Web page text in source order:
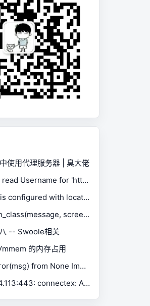
使用代理服务器 | 臭大佬
fatal: could not read Username for 'https://gitee.com': No such device or address
WARNING: pip is configured with locations that require TLS/SSL, however the ssl module in Python is not available.
raise exception_class(message, screen, stacktrace) selenium.common.exceptions.SessionNotCreatedException
-- Swoole相关
的内存占用
raise ImportError(msg) from None ImportError: Missing optional dependency 'xlrd'. Install xlrd >= 1.0.0 for Excel support Use pip or conda to install xlrd.
dial tcp 34.64.4.113:443: connectex: A connection attempt failed because the connected party did not properly respond after a period of time, or established connection failed because connected host has failed to respond.